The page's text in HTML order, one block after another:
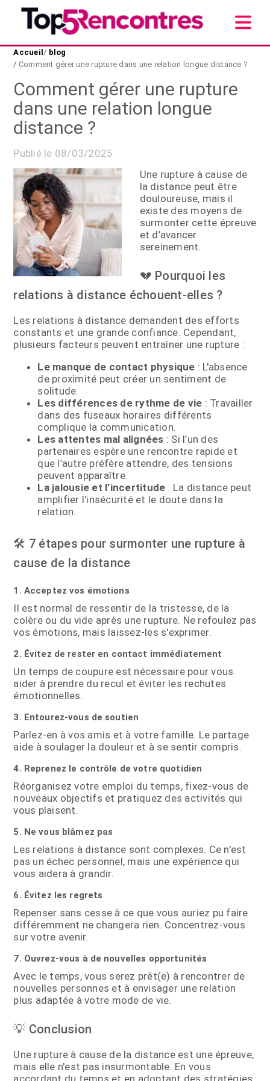
Accueil/ blog
/ Comment gérer une rupture dans une relation longue distance ?
Comment gérer une rupture
dans une relation longue
distance ?
Publié le 08/03/2025
Une rupture à cause de
la distance peut être
douloureuse, mais il
existe des moyens de
surmonter cette épreuve
et d’avancer
sereinement.
💔 Pourquoi les
relations à distance échouent-elles ?
Les relations à distance demandent des efforts
constants et une grande confiance. Cependant,
plusieurs facteurs peuvent entraîner une rupture :
Le manque de contact physique : L'absence
de proximité peut créer un sentiment de
solitude.
Les différences de rythme de vie : Travailler
dans des fuseaux horaires différents
complique la communication.
Les attentes mal alignées : Si l’un des
partenaires espère une rencontre rapide et
que l’autre préfère attendre, des tensions
peuvent apparaître.
La jalousie et l’incertitude : La distance peut
amplifier l'insécurité et le doute dans la
relation.
🛠️ 7 étapes pour surmonter une rupture à
cause de la distance
1. Acceptez vos émotions
Il est normal de ressentir de la tristesse, de la
colère ou du vide après une rupture. Ne refoulez pas
vos émotions, mais laissez-les s'exprimer.
2. Évitez de rester en contact immédiatement
Un temps de coupure est nécessaire pour vous
aider à prendre du recul et éviter les rechutes
émotionnelles.
3. Entourez-vous de soutien
Parlez-en à vos amis et à votre famille. Le partage
aide à soulager la douleur et à se sentir compris.
4. Reprenez le contrôle de votre quotidien
Réorganisez votre emploi du temps, fixez-vous de
nouveaux objectifs et pratiquez des activités qui
vous plaisent.
5. Ne vous blâmez pas
Les relations à distance sont complexes. Ce n'est
pas un échec personnel, mais une expérience qui
vous aidera à grandir.
6. Évitez les regrets
Repenser sans cesse à ce que vous auriez pu faire
différemment ne changera rien. Concentrez-vous
sur votre avenir.
7. Ouvrez-vous à de nouvelles opportunités
Avec le temps, vous serez prêt(e) à rencontrer de
nouvelles personnes et à envisager une relation
plus adaptée à votre mode de vie.
💡 Conclusion
Une rupture à cause de la distance est une épreuve,
mais elle n'est pas insurmontable. En vous